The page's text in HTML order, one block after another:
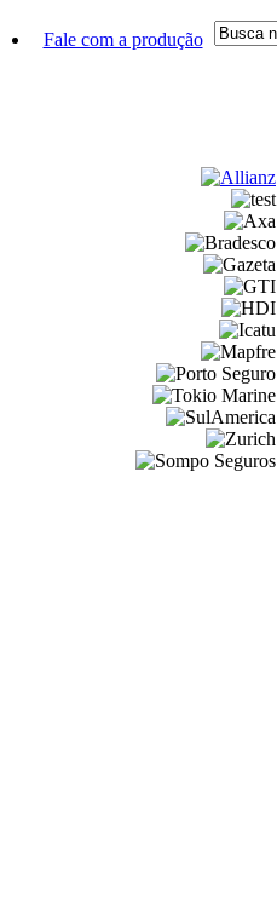
Fale com a produção